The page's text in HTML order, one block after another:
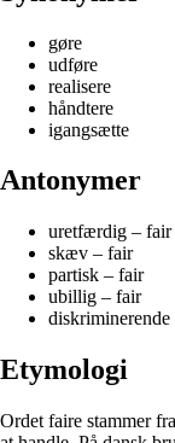
gøre
udføre
realisere
håndtere
igangsætte
Antonymer
uretfærdig – fair
skæv – fair
partisk – fair
ubillig – fair
Etymologi
Ordet faire stammer